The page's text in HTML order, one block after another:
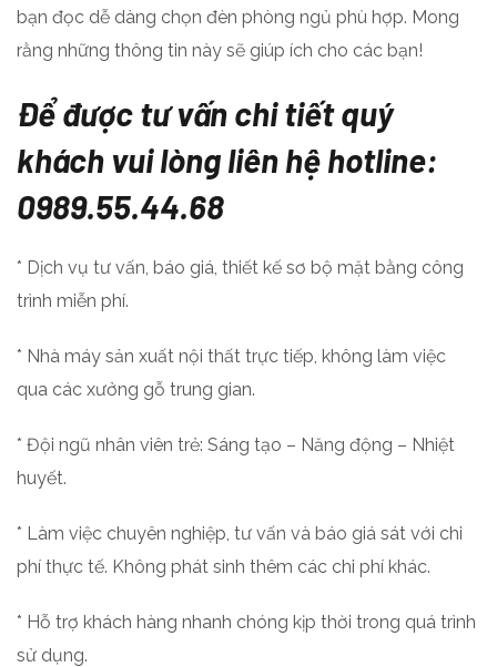
bạn đọc dễ dàng chọn đèn phòng ngủ phù hợp. Mong
rằng những thông tin này sẽ giúp ích cho các bạn!
Để được tư vấn chi tiết quý
khách vui lòng liên hệ hotline:
0989.55.44.68
* Dịch vụ tư vấn, báo giá, thiết kế sơ bộ mặt bằng công
trình miễn phí.
* Nhà máy sản xuất nội thất trực tiếp, không làm việc
qua các xưởng gỗ trung gian.
* Đội ngũ nhân viên trẻ: Sáng tạo – Năng động – Nhiệt
huyết.
* Làm việc chuyên nghiệp, tư vấn và báo giá sát với chi
phí thực tế. Không phát sinh thêm các chi phí khác.
* Hỗ trợ khách hàng nhanh chóng kịp thời trong quá trình
sử dụng.